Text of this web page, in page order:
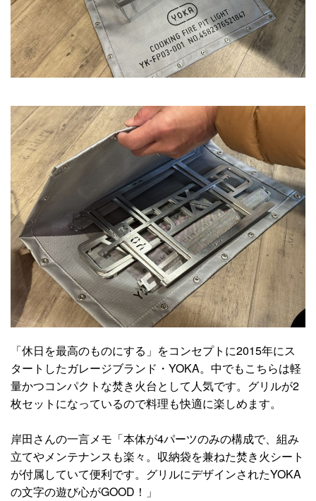
「休日を最高のものにする」をコンセプトに2015年にス
タートしたガレージブランド・YOKA。中でもこちらは軽
量かつコンパクトな焚き火台として人気です。グリルが2
枚セットになっているので料理も快適に楽しめます。
岸田さんの一言メモ「本体が4パーツのみの構成で、組み
立てやメンテナンスも楽々。収納袋を兼ねた焚き火シート
が付属していて便利です。グリルにデザインされたYOKA
の文字の遊び心がGOOD！」